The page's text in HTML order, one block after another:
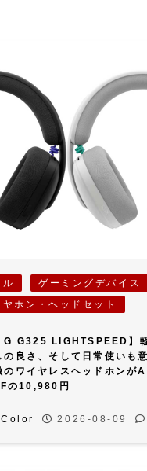
ゲーミングデバイス
ホン・ヘッドセット
G325 LIGHTSPEED】
の良さ、そして日常使いも
のワイヤレスヘッドホンが
の10,980円
2026-08-09